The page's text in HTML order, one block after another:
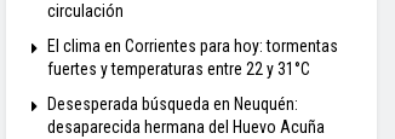
circulación
El clima en Corrientes para hoy: tormentas
fuertes y temperaturas entre 22 y 31°C
Desesperada búsqueda en Neuquén:
desaparecida hermana del Huevo Acuña